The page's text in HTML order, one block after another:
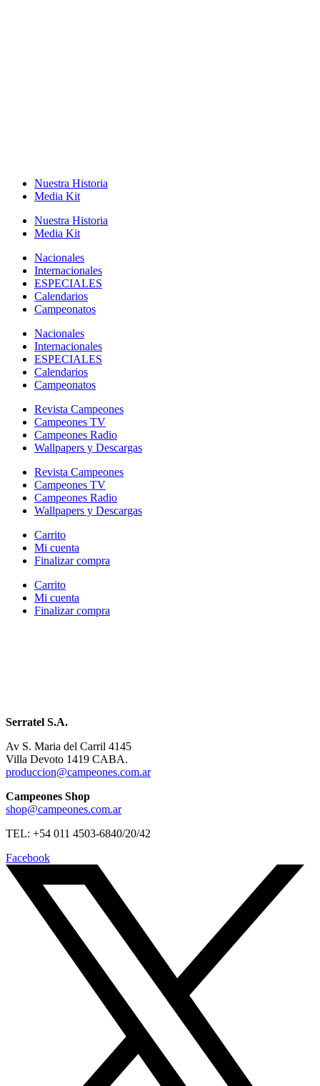
Nuestra Historia
Media Kit
Nuestra Historia
Media Kit
Nacionales
Internacionales
ESPECIALES
Calendarios
Campeonatos
Nacionales
Internacionales
ESPECIALES
Calendarios
Campeonatos
Revista Campeones
Campeones TV
Campeones Radio
Wallpapers y Descargas
Revista Campeones
Campeones TV
Campeones Radio
Wallpapers y Descargas
Carrito
Mi cuenta
Finalizar compra
Carrito
Mi cuenta
Finalizar compra
Serratel S.A.
Av S. Maria del Carril 4145
Villa Devoto 1419 CABA.
produccion@campeones.com.ar
Campeones Shop
shop@campeones.com.ar
TEL: +54 011 4503-6840/20/42
Facebook